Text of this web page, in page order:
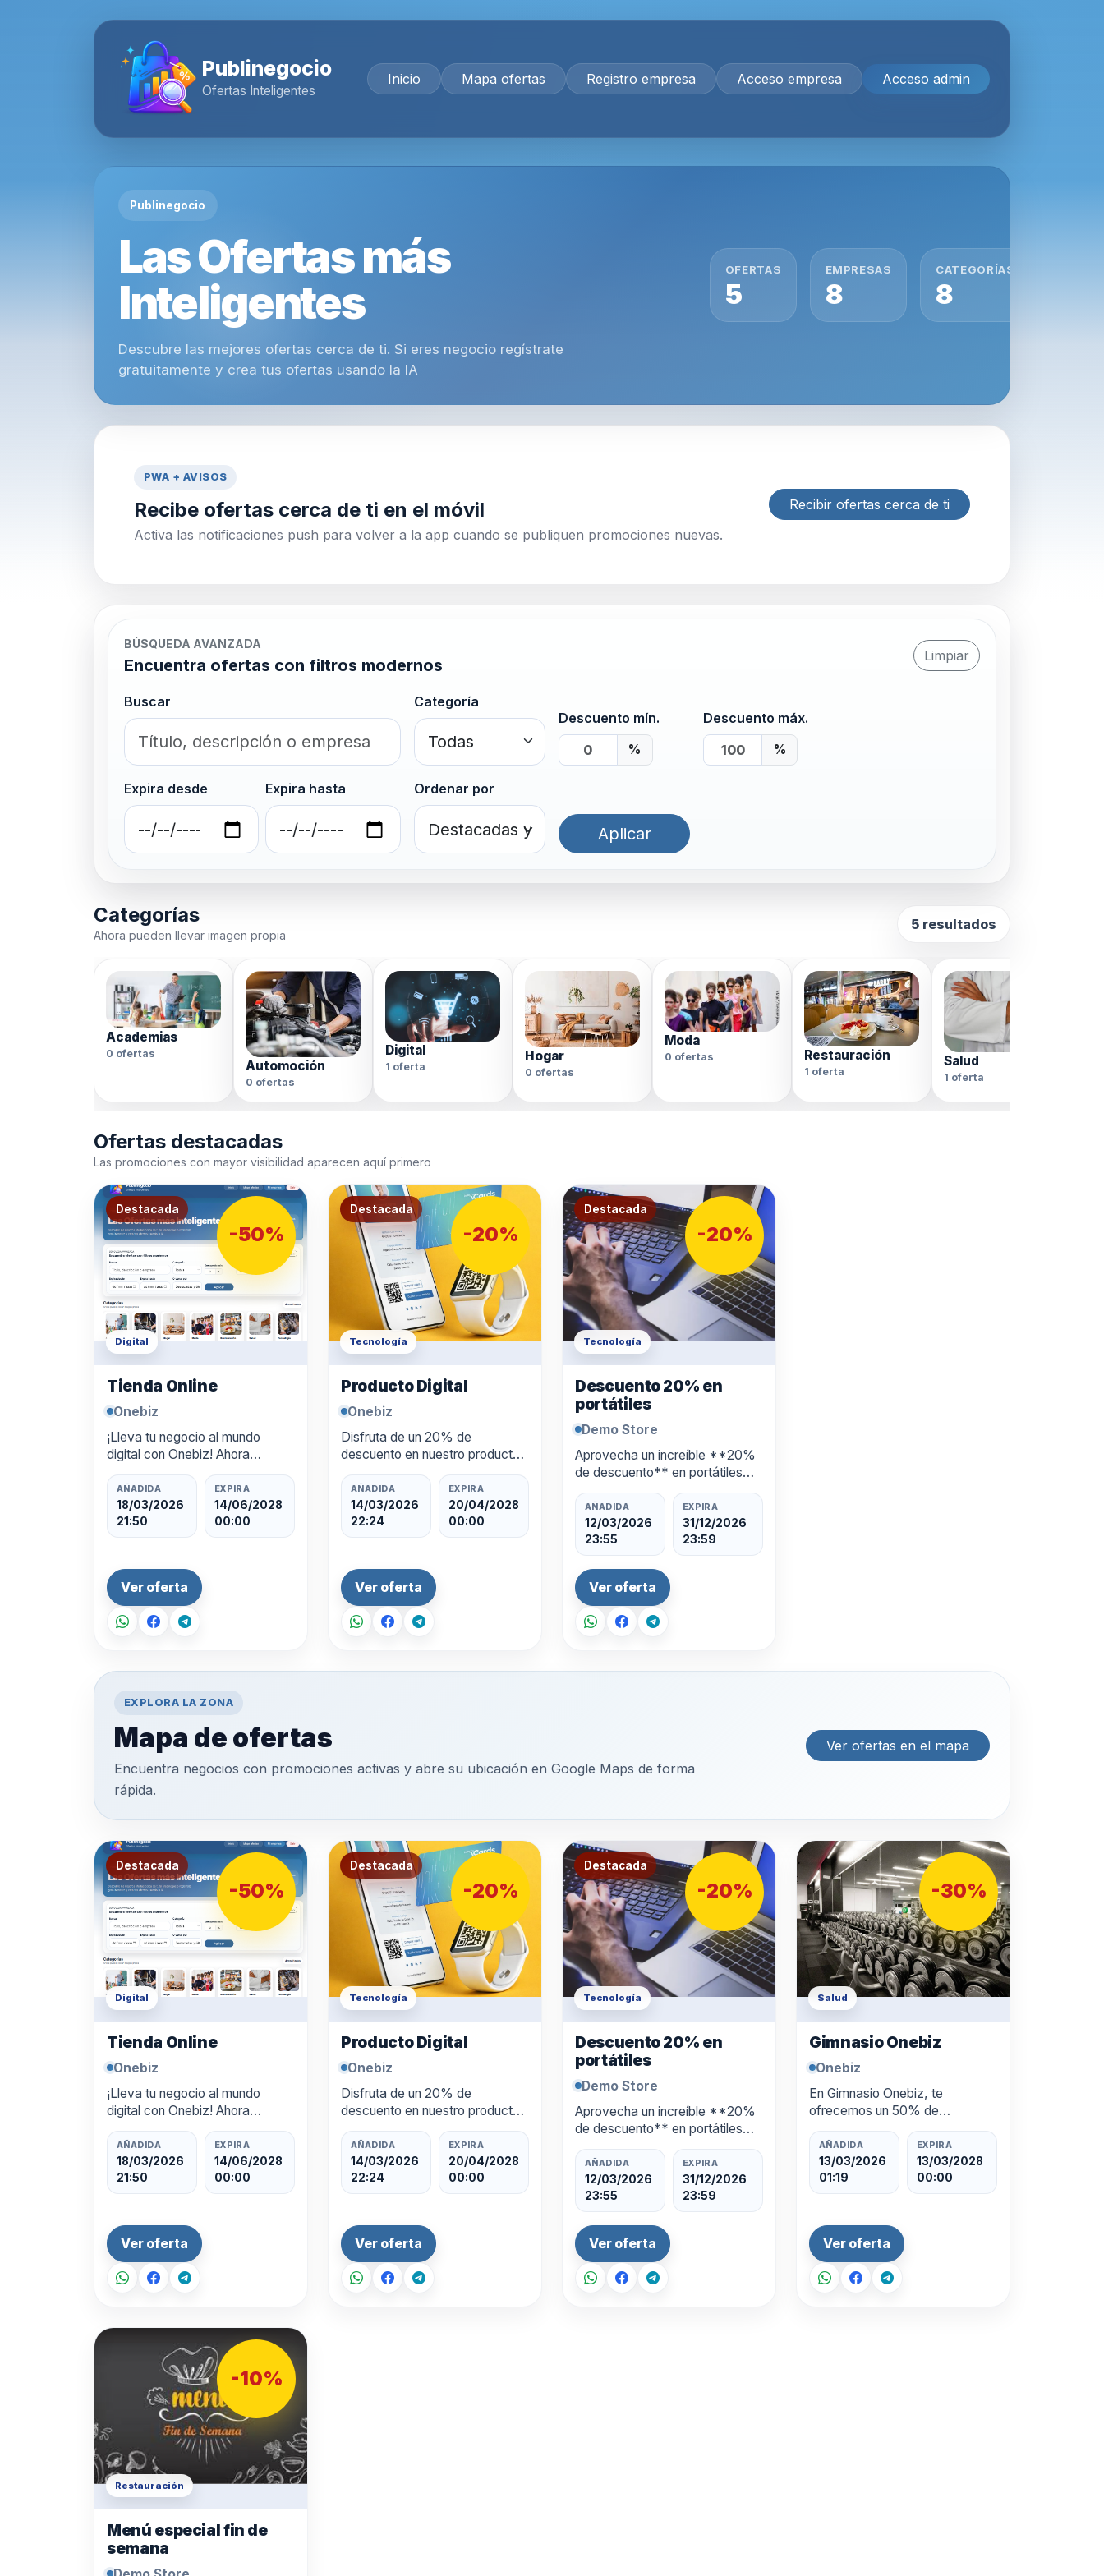
Publinegocio
Ofertas Inteligentes
Inicio Mapa ofertas Registro empresa Acceso empresa Acceso admin
Publinegocio
Las Ofertas más
Inteligentes
Descubre las mejores ofertas cerca de ti. Si eres negocio regístrate
gratuitamente y crea tus ofertas usando la IA
OFERTAS
5
EMPRESAS
8
CATEGORÍAS
8
PWA + AVISOS
Recibe ofertas cerca de ti en el móvil
Activa las notificaciones push para volver a la app cuando se publiquen promociones nuevas.
Recibir ofertas cerca de ti
BÚSQUEDA AVANZADA
Encuentra ofertas con filtros modernos
Limpiar
Buscar
Categoría
Descuento mín.
%
Descuento máx.
%
Expira desde Expira hasta Ordenar por
Aplicar
Categorías
Ahora pueden llevar imagen propia
5 resultados
Academias
0 ofertas
Automoción
0 ofertas
Digital
1 oferta
Hogar
0 ofertas
Moda
0 ofertas Restauración
1 oferta
Salud
1 oferta
Ofertas destacadas
Las promociones con mayor visibilidad aparecen aquí primero
Destacada
-50%
Digital
Tienda Online
Onebiz
¡Lleva tu negocio al mundo
digital con Onebiz! Ahora
puedes crear tu tienda online
lista para funcionar las 24
horas, con un diseño profesional
y pagos integra…
AÑADIDA
18/03/2026
21:50
EXPIRA
14/06/2028
00:00
Ver oferta
Destacada
-20%
Tecnología
Producto Digital
Onebiz
Disfruta de un 20% de
descuento en nuestro producto
digital, diseñado para ayudarte
a ahorrar tiempo y mejorar tus
resultados. Esta oferta es válida
del 14 de …
AÑADIDA
14/03/2026
22:24
EXPIRA
20/04/2028
00:00
Ver oferta
Destacada
-20%
Tecnología
Descuento 20% en
portátiles
Demo Store
Aprovecha un increíble **20%
de descuento** en portátiles
seleccionados en Demo Store.
Esta oferta es ideal para
quienes buscan calidad,
rendimiento y tecnolog…
AÑADIDA
12/03/2026
23:55
EXPIRA
31/12/2026
23:59
Ver oferta
EXPLORA LA ZONA
Mapa de ofertas
Encuentra negocios con promociones activas y abre su ubicación en Google Maps de forma
rápida.
Ver ofertas en el mapa
Destacada
-50%
Digital
Tienda Online
Onebiz
¡Lleva tu negocio al mundo
digital con Onebiz! Ahora
puedes crear tu tienda online
lista para funcionar las 24
horas, con un diseño profesional
y pagos integrados. Aprovecha
un 50…
AÑADIDA
18/03/2026
21:50
EXPIRA
14/06/2028
00:00
Ver oferta
Destacada
-20%
Tecnología
Producto Digital
Onebiz
Disfruta de un 20% de
descuento en nuestro producto
digital, diseñado para ayudarte
a ahorrar tiempo y mejorar tus
resultados. Esta oferta es válida
del 14 de marzo al 17 de abril…
AÑADIDA
14/03/2026
22:24
EXPIRA
20/04/2028
00:00
Ver oferta
Destacada
-20%
Tecnología
Descuento 20% en
portátiles
Demo Store
Aprovecha un increíble **20%
de descuento** en portátiles
seleccionados en Demo Store.
Esta oferta es ideal para
quienes buscan calidad,
rendimiento y tecnología de
punta. No deje…
AÑADIDA
12/03/2026
23:55
EXPIRA
31/12/2026
23:59
Ver oferta
-30%
Salud
Gimnasio Onebiz
Onebiz
En Gimnasio Onebiz, te
ofrecemos un 50% de
descuento durante los dos
primeros meses de tu
inscripción. Disfruta de un
ambiente inspirador, equipos de
última generación y diversas …
AÑADIDA
13/03/2026
01:19
EXPIRA
13/03/2028
00:00
Ver oferta
-10%
Restauración
Menú especial fin de
semana